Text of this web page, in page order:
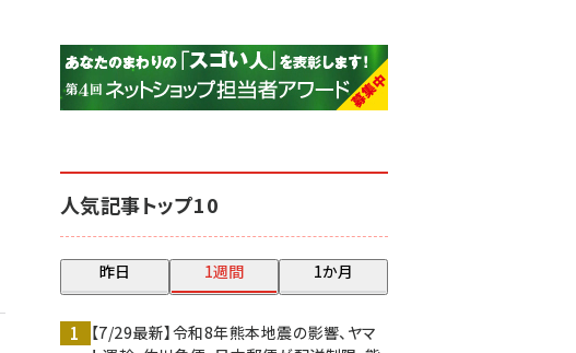
アスクル (1119)
base (1071)
人気記事トップ10
昨日 1週間 1か月
【7/29最新】令和8年熊本地震の影響、ヤマ